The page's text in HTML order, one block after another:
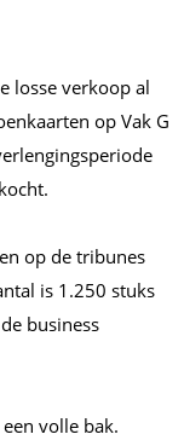
losse verkoop al
op Vak G
op de tribunes
is 1.250 stuks
business
volle bak.